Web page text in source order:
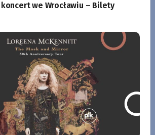
we Wrocławiu – Bilety